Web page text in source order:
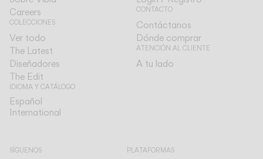
Careers
COLECCIONES
Ver todo
The Latest
Diseñadores
The Edit
IDIOMA Y CATÁLOGO
Español
International
CONTACTO
Contáctanos
Dónde comprar
ATENCIÓN AL CLIENTE
A tu lado
SÍGUENOS PLATAFORMAS